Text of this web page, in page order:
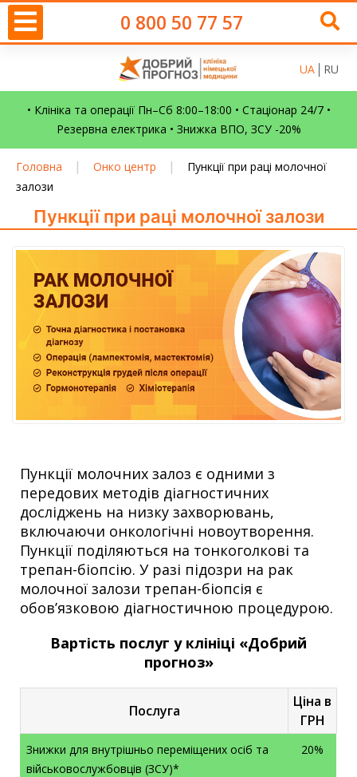
0 800 50 77 57
UA RU
• Клініка та операції Пн–Сб 8:00–18:00 • Стаціонар 24/7 •
Резервна електрика • Знижка ВПО, ЗСУ -20%
Головна | Онко центр |
Пункції при раці молочної
залози
Пункції при раці молочної залози
Пункції молочних залоз є одними з
передових методів діагностичних
досліджень на низку захворювань,
включаючи онкологічні новоутворення.
Пункції поділяються на тонкоголкові та
трепан-біопсію. У разі підозри на рак
молочної залози трепан-біопсія є
обов’язковою діагностичною процедурою.
Вартість послуг у клініці «Добрий
прогноз»
Послуга
Ціна в
ГРН
Знижки для внутрішньо переміщених осіб та
військовослужбовців (ЗСУ)*
20%